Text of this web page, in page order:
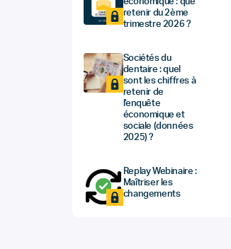
retenir du 2ème
trimestre 2026 ?
Sociétés du
dentaire : quel
sont les chiffres à
retenir de
l'enquête
économique et
sociale (données
2025) ?
Replay Webinaire :
Maîtriser les
changements